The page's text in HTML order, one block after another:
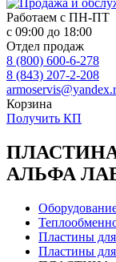
Работаем с ПН-ПТ
с 09:00 до 18:00
Отдел продаж
8 (800) 600-6-278
8 (843) 207-2-208
Корзина
Получить КП
ПЛАСТИНА
АЛЬФА
Пластины
Пластины